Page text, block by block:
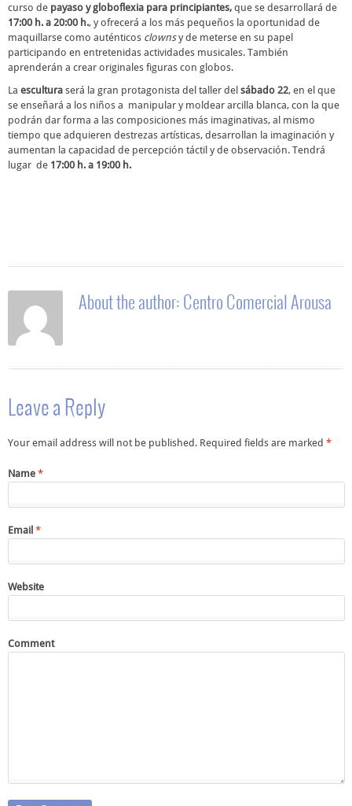
curso de payaso y globoflexia para principiantes, que se desarrollará de
17:00 h. a 20:00 h., y ofrecerá a los más pequeños la oportunidad de
maquillarse como auténticos clownsy de meterse en su papel
participando en entretenidas actividades musicales. También
aprenderán a crear originales figuras con globos.
La escultura será la gran protagonista del taller del sábado 22, en el que
se enseñará a los niños a manipular y moldear arcilla blanca, con la que
podrán dar forma a las composiciones más imaginativas, al mismo
tiempo que adquieren destrezas artísticas, desarrollan la imaginación y
aumentan la capacidad de percepción táctil y de observación. Tendrá
lugar de 17:00 h. a 19:00 h.
About the author: Centro Comercial Arousa
Leave a Reply
Your email address will not be published. Required fields are marked *
Name *
Email *
Website
Comment